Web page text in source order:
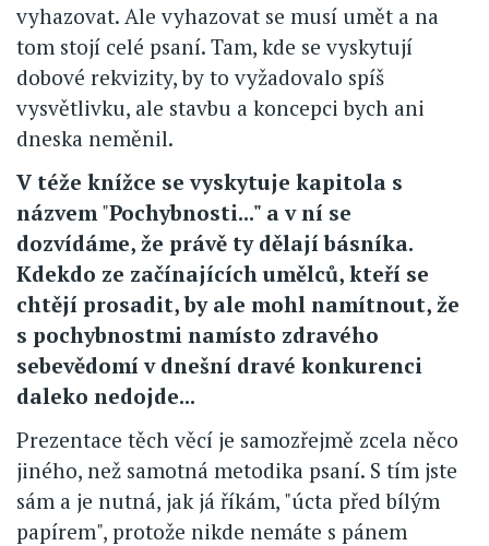
vyhazovat. Ale vyhazovat se musí umět a na
tom stojí celé psaní. Tam, kde se vyskytují
dobové rekvizity, by to vyžadovalo spíš
vysvětlivku, ale stavbu a koncepci bych ani
dneska neměnil.
V téže knížce se vyskytuje kapitola s
názvem "Pochybnosti..." a v ní se
dozvídáme, že právě ty dělají básníka.
Kdekdo ze začínajících umělců, kteří se
chtějí prosadit, by ale mohl namítnout, že
s pochybnostmi namísto zdravého
sebevědomí v dnešní dravé konkurenci
daleko nedojde...
Prezentace těch věcí je samozřejmě zcela něco
jiného, než samotná metodika psaní. S tím jste
sám a je nutná, jak já říkám, "úcta před bílým
papírem", protože nikde nemáte s pánem